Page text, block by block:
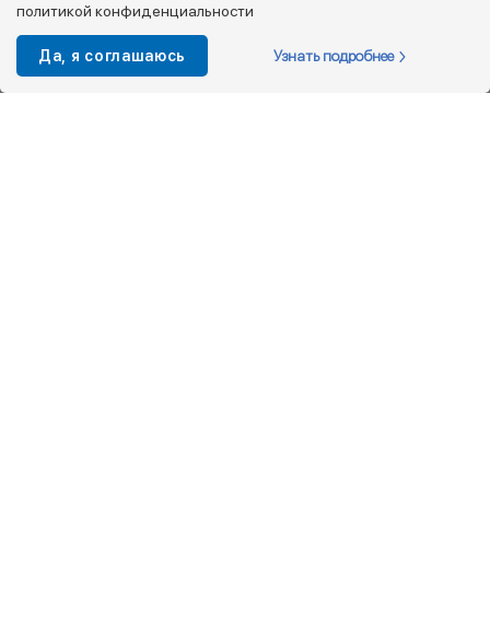
info@kotofey.ru
Магазины в Москва (50)
политикой конфиденциальности
Да, я соглашаюсь Узнать подробнее